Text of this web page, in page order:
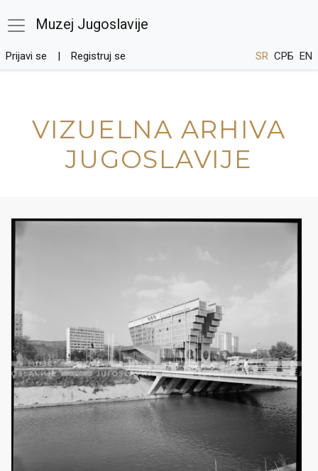
Muzej Jugoslavije
Prijavi se Registruj se SR СРБ EN
VIZUELNA ARHIVA
JUGOSLAVIJE